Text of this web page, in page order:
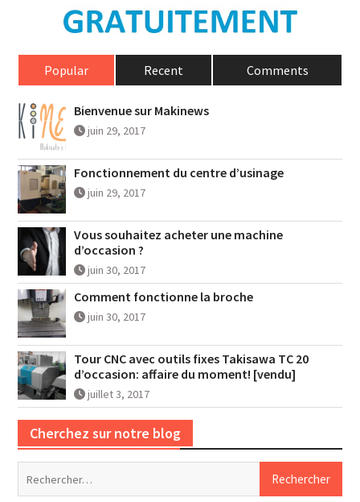
Popular Recent Comments
Bienvenue sur Makinews
juin 29, 2017
Fonctionnement du centre d’usinage
juin 29, 2017
Vous souhaitez acheter une machine
d’occasion ?
juin 30, 2017
Comment fonctionne la broche
juin 30, 2017
Tour CNC avec outils fixes Takisawa TC 20
d’occasion: affaire du moment! [vendu]
juillet 3, 2017
Cherchez sur notre blog